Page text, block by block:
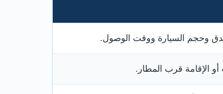
وحجم السيارة ووقت الوصول.
أو الإقامة قرب المطار.